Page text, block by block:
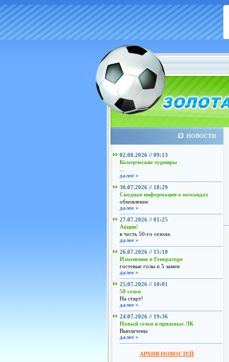
НОВОСТИ
02.08.2026 // 09:13
Комерческие турниры
далее »
30.07.2026 // 18:29
Сводная информация о командах
обновление
далее »
27.07.2026 // 01:25
Акция!
в честь 50-го сезона
далее »
26.07.2026 // 15:10
Изменения в Генераторе
гостевые голы и 5 замен
далее »
25.07.2026 // 10:01
50 сезон
На старт!
далее »
24.07.2026 // 19:36
Новый сезон и призовые ЛК
Выплачены
далее »
АРХИВ НОВОСТЕЙ